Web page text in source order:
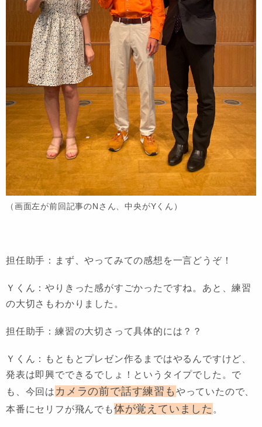
（画面左が前回記事のNさん、中央がYくん）
担任助手：まず、やってみての感想を一言どうぞ！
Ｙくん：やりきった感がすごかったですね。あと、練習
の大切さもわかりました。
担任助手：練習の大切さって具体的には？？
Ｙくん：もともとプレゼン作るまではやるんですけど、
発表は即興でできるでしょ！というタイプでした。で
も、今回は カメラの前で話す練習も やっていたので、
本番にセリフが飛んでも体が覚えていました 。